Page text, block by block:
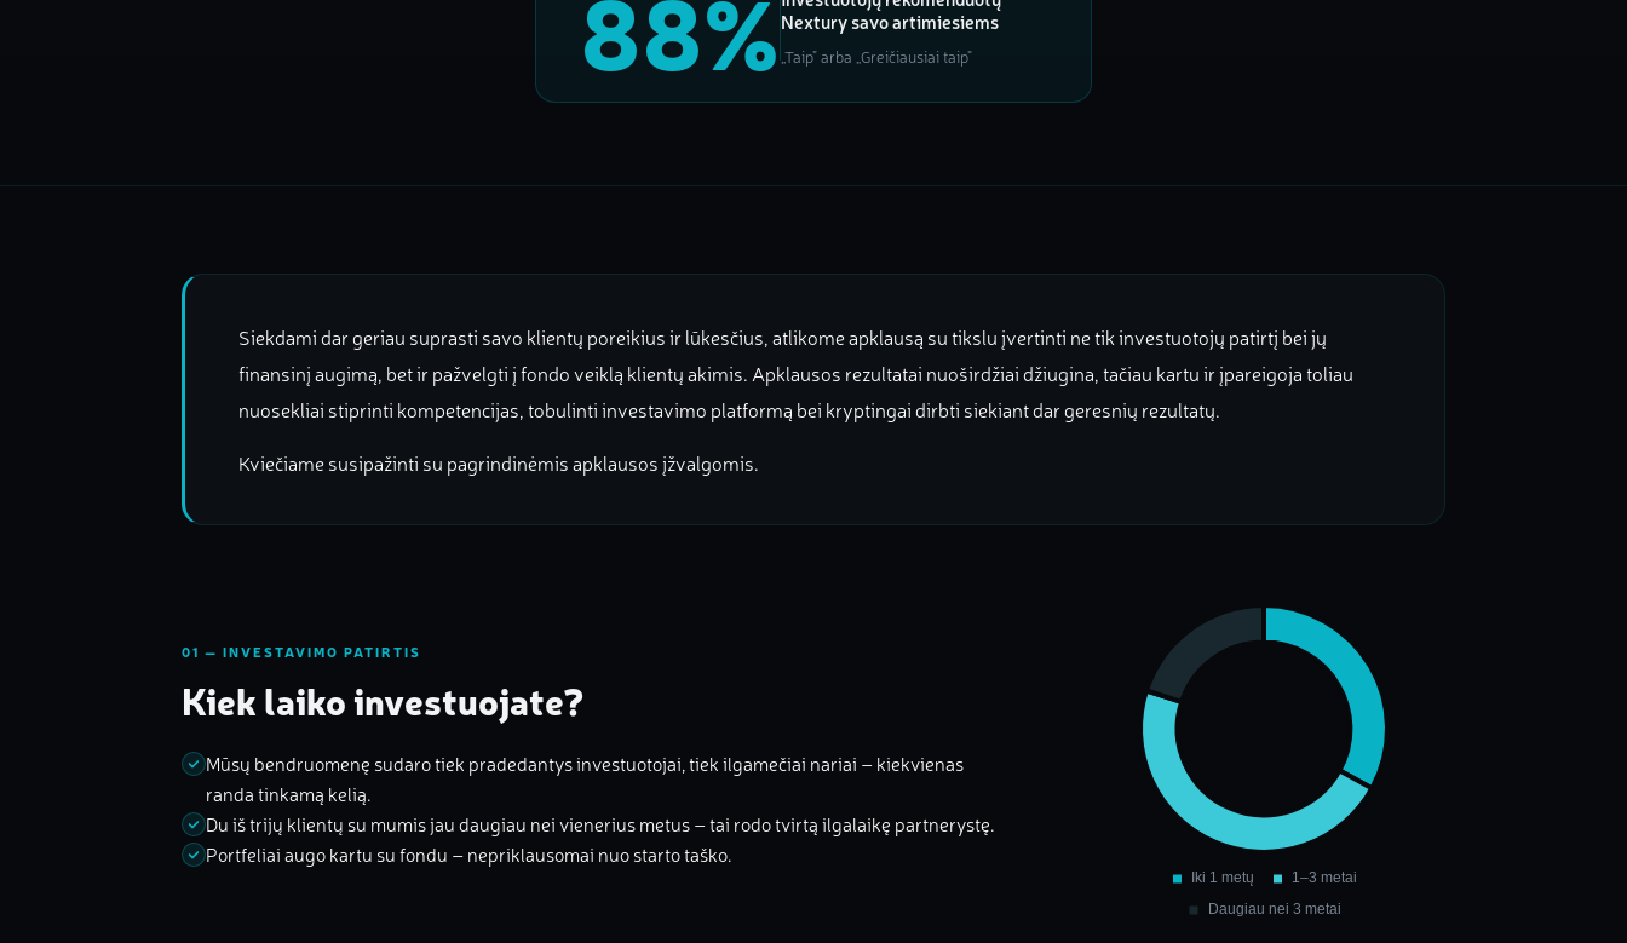
88% Nextury savo artimiesiems
„Taip" arba „Greičiausiai taip"
Siekdami dar geriau suprasti savo klientų poreikius ir lūkesčius, atlikome apklausą su tikslu įvertinti ne tik investuotojų patirtį bei jų
finansinį augimą, bet ir pažvelgti į fondo veiklą klientų akimis. Apklausos rezultatai nuoširdžiai džiugina, tačiau kartu ir įpareigoja toliau
nuosekliai stiprinti kompetencijas, tobulinti investavimo platformą bei kryptingai dirbti siekiant dar geresnių rezultatų.
Kviečiame susipažinti su pagrindinėmis apklausos įžvalgomis.
01 — INVESTAVIMO PATIRTIS
Kiek laiko investuojate?
Mūsų bendruomenę sudaro tiek pradedantys investuotojai, tiek ilgamečiai nariai – kiekvienas
randa tinkamą kelią.
Du iš trijų klientų su mumis jau daugiau nei vienerius metus – tai rodo tvirtą ilgalaikę partnerystę.
Portfeliai augo kartu su fondu – nepriklausomai nuo starto taško.